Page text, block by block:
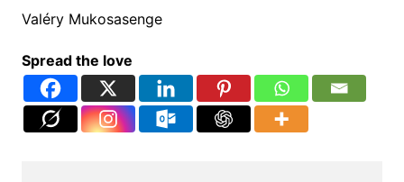
Valéry Mukosasenge
Spread the love